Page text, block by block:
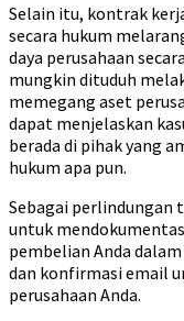
Selain itu, kontrak
secara hukum
daya perusahaan
mungkin dituduh
memegang aset
dapat menjelaskan
berada di pihak yang
hukum apa pun.
Sebagai perlindungan
untuk
pembelian Anda
dan konfirmasi email
perusahaan Anda.